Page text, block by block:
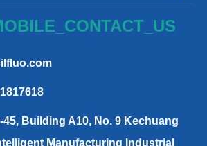
45, Building A10, No. 9 Kechuang
Manufacturing Industrial